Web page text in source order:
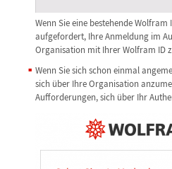
Wenn Sie eine bestehende
aufgefordert, Ihre Anmeldung im
Organisation mit Ihrer Wolfram ID
Wenn Sie sich schon einmal
sich über Ihre Organisation
Aufforderungen, sich über Ihr